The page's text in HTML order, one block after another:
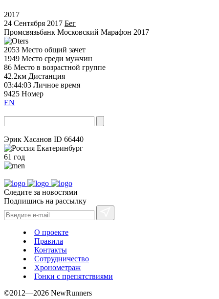
2017
24 Сентября 2017 Бег
Промсвязьбанк Московский Марафон 2017
2053 Место общий зачет
1949 Место среди мужчин
86 Место в возрастной группе
42.2км Дистанция
03:44:03 Личное время
9425 Номер
EN
Эрик Хасанов ID 66440
Екатеринбург
61 год
Следите за новостями
Подпишись на рассылку
О проекте
Правила
Контакты
Сотрудничество
Хронометраж
Гонки с препятствиями
©2012—2026 NewRunners